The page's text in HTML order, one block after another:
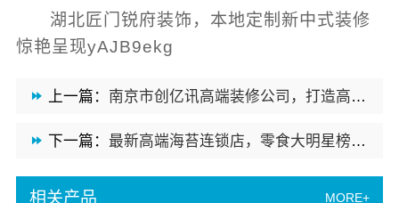
湖北匠门锐府装饰，本地定制新中式装修
惊艳呈现yAJB9ekg
上一篇： 南京市创亿讯高端装修公司，打造高品质装修服务
下一篇： 最新高端海苔连锁店，零食大明星榜上有名
相关产品 MORE+